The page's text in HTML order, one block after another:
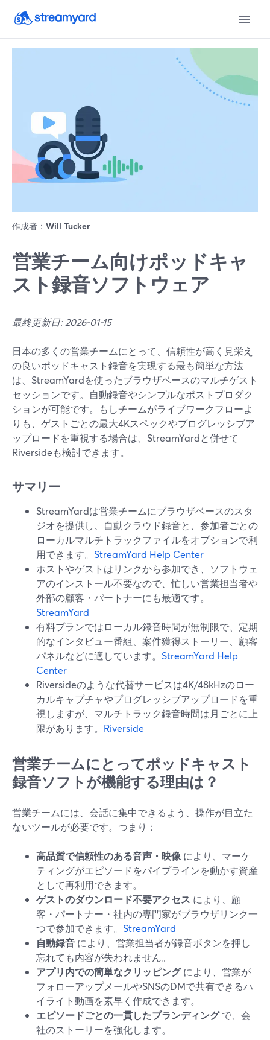
作成者： Will Tucker
営業チーム向けポッドキャ
スト録音ソフトウェア
最終更新日: 2026-01-15
日本の多くの営業チームにとって、信頼性が高く見栄え
の良いポッドキャスト録音を実現する最も簡単な方法
は、StreamYardを使ったブラウザベースのマルチゲスト
セッションです。自動録音やシンプルなポストプロダク
ションが可能です。もしチームがライブワークフローよ
りも、ゲストごとの最大4Kスペックやプログレッシブア
ップロードを重視する場合は、StreamYardと併せて
Riversideも検討できます。
サマリー
StreamYardは営業チームにブラウザベースのスタ
ジオを提供し、自動クラウド録音と、参加者ごとの
ローカルマルチトラックファイルをオプションで利
用できます。 StreamYard Help Center
ホストやゲストはリンクから参加でき、ソフトウェ
アのインストール不要なので、忙しい営業担当者や
外部の顧客・パートナーにも最適です。
StreamYard
有料プランではローカル録音時間が無制限で、定期
的なインタビュー番組、案件獲得ストーリー、顧客
パネルなどに適しています。 StreamYard Help
Center
Riversideのような代替サービスは4K/48kHzのロー
カルキャプチャやプログレッシブアップロードを重
視しますが、マルチトラック録音時間は月ごとに上
限があります。 Riverside
営業チームにとってポッドキャスト
録音ソフトが機能する理由は？
営業チームには、会話に集中できるよう、操作が目立た
ないツールが必要です。つまり：
高品質で信頼性のある音声・映像 により、マーケ
ティングがエピソードをパイプラインを動かす資産
として再利用できます。
ゲストのダウンロード不要アクセス により、顧
客・パートナー・社内の専門家がブラウザリンク一
つで参加できます。 StreamYard
自動録音 により、営業担当者が録音ボタンを押し
忘れても内容が失われません。
アプリ内での簡単なクリッピングにより、営業が
フォローアップメールやSNSのDMで共有できるハ
イライト動画を素早く作成できます。
エピソードごとの一貫したブランディングで、会
社のストーリーを強化します。